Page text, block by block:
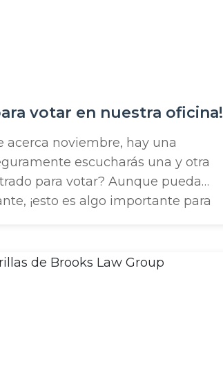
votar en nuestra oficina!
acerca noviembre, hay una
escucharás una y otra
para votar? Aunque pueda
¡esto es algo importante para
voz. ¡Pero no puedes hacerlo ...